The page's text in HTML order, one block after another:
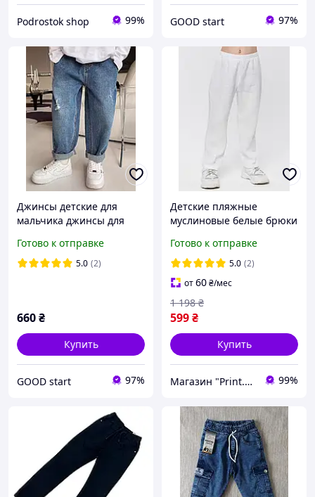
Podrostok shop 99% GOOD start 97%
Джинсы детские для
мальчика джинсы для
Готово к отправке
5.0 (2)
660₴
Купить
GOOD start 97%
Детские пляжные
муслиновые белые брюки
комфортные брюки из
100% хлопка.
Готово к отправке
5.0 (2)
от60₴/мес
599₴
1 198 ₴
Купить
Магазин "Print.Ai" 99%